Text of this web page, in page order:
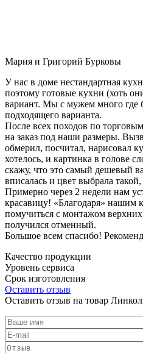
Мария и Григорий Бурковы
У нас в доме нестандартная
поэтому готовые кухни (хоть
вариант. Мы с мужем много где
подходящего варианта.
После всех походов по
на заказ под наши размеры.
обмерил, посчитал, нарисовал
хотелось, и картинка в голове
скажу, что это самый дешевый
вписалась и цвет выбрала
Примерно через 2 недели нам
красавицу! «Благодаря»
помучиться с монтажом
получился отменный.
Большое всем спасибо!
Качество продукции
Уровень сервиса
Срок изготовления
Оставить отзыв
Оставить отзыв на товар